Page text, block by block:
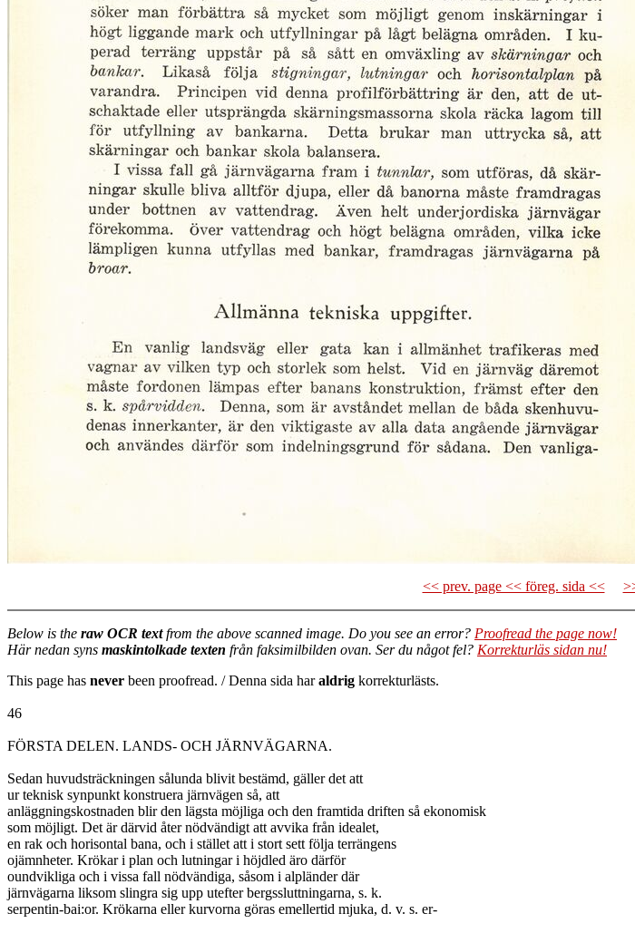
<< prev. page << föreg. sida <<
Below is the raw OCR textfrom the above scanned image. Do you see an error? Proofread the page now!
Här nedan syns maskintolkade texten från faksimilbilden ovan. Ser du något fel? Korrekturläs sidan nu!
This page has never been proofread. / Denna sida haraldrig korrekturlästs.
46
FÖRSTA DELEN. LANDS- OCH JÄRNVÄGARNA.
Sedan huvudsträckningen sålunda blivit bestämd, gäller det att
ur teknisk synpunkt konstruera järnvägen så, att
anläggningskostnaden blir den lägsta möjliga och den framtida driften så ekonomisk
som möjligt. Det är därvid åter nödvändigt att avvika från idealet,
en rak och horisontal bana, och i stället att i stort sett följa terrängens
ojämnheter. Krökar i plan och lutningar i höjdled äro därför
oundvikliga och i vissa fall nödvändiga, såsom i alpländer där
järnvägarna liksom slingra sig upp utefter bergssluttningarna, s. k.
serpentin-bai:or. Krökarna eller kurvorna göras emellertid mjuka, d. v. s. er-